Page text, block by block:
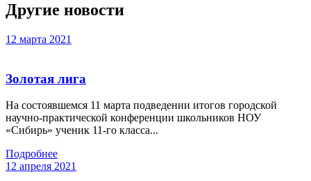
Другие новости
12 марта 2021
Золотая лига
На состоявшемся 11 марта подведении итогов городской
научно-практической конференции школьников НОУ
«Сибирь» ученик 11-го класса...
Подробнее
12 апреля 2021